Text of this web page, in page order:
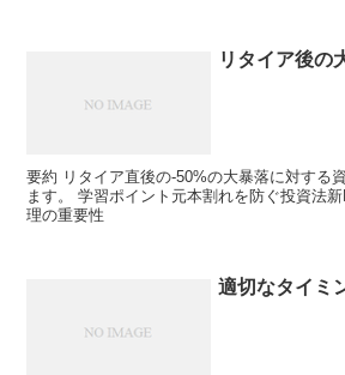
リタイア後の
要約 リタイア直後の-50%の大暴落に対する
ます。 学習ポイント元本割れを防ぐ投資法
理の重要性
適切なタイミ